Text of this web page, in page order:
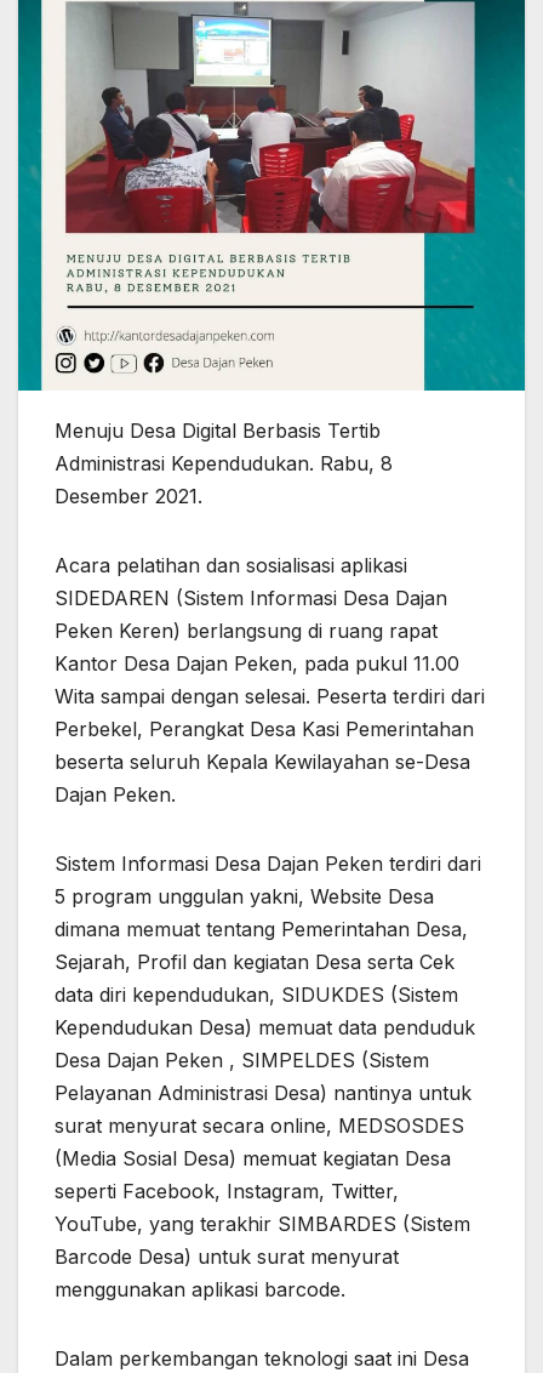
Menuju Desa Digital Berbasis Tertib
Administrasi Kependudukan. Rabu, 8
Desember 2021.
Acara pelatihan dan sosialisasi aplikasi
SIDEDAREN (Sistem Informasi Desa Dajan
Peken Keren) berlangsung di ruang rapat
Kantor Desa Dajan Peken, pada pukul 11.00
Wita sampai dengan selesai. Peserta terdiri dari
Perbekel, Perangkat Desa Kasi Pemerintahan
beserta seluruh Kepala Kewilayahan se-Desa
Dajan Peken.
Sistem Informasi Desa Dajan Peken terdiri dari
5 program unggulan yakni, Website Desa
dimana memuat tentang Pemerintahan Desa,
Sejarah, Profil dan kegiatan Desa serta Cek
data diri kependudukan, SIDUKDES (Sistem
Kependudukan Desa) memuat data penduduk
Desa Dajan Peken , SIMPELDES (Sistem
Pelayanan Administrasi Desa) nantinya untuk
surat menyurat secara online, MEDSOSDES
(Media Sosial Desa) memuat kegiatan Desa
seperti Facebook, Instagram, Twitter,
YouTube, yang terakhir SIMBARDES (Sistem
Barcode Desa) untuk surat menyurat
menggunakan aplikasi barcode.
Dalam perkembangan teknologi saat ini Desa